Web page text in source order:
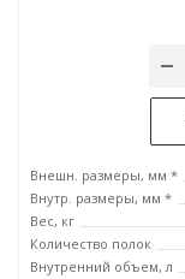
Внешн. размеры, мм *
Внутр. размеры, мм *
Вес, кг
Количество полок
Внутренний объем, л